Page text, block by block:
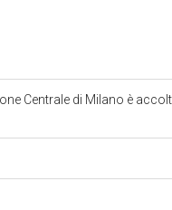
Centrale di Milano è